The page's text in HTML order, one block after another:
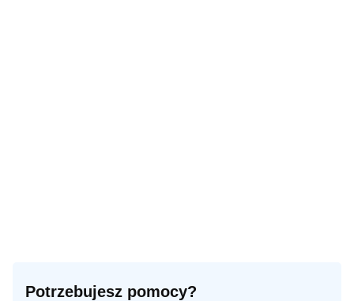
Potrzebujesz pomocy?